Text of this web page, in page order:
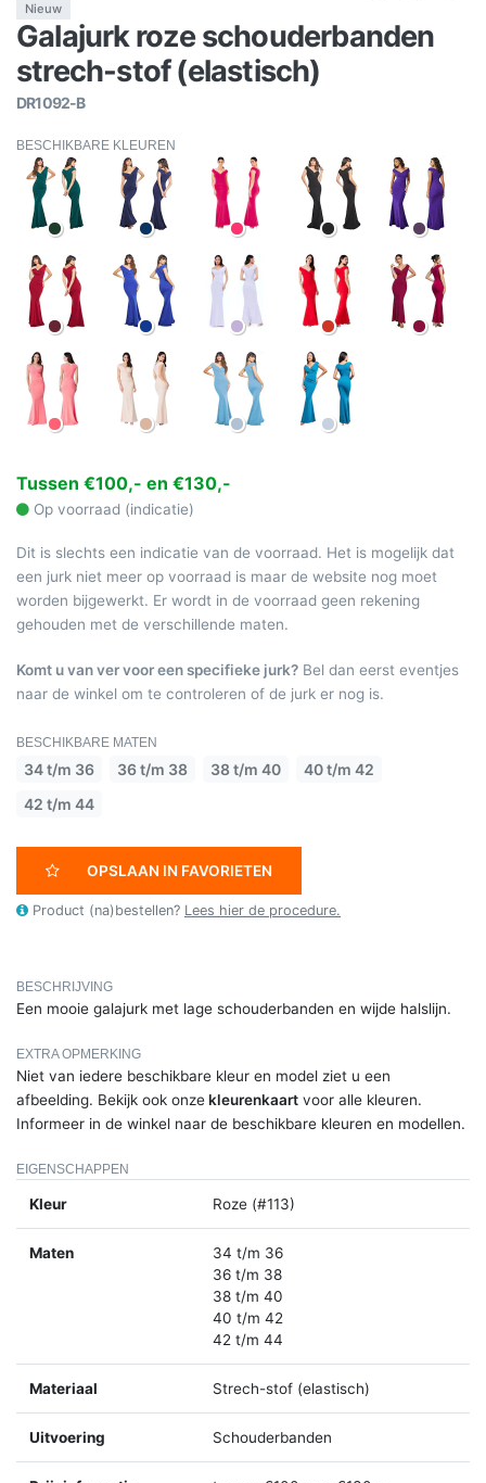
Nieuw
Galajurk roze schouderbanden
strech-stof (elastisch)
DR1092-B
BESCHIKBARE KLEUREN
Tussen €100,- en €130,-
Op voorraad (indicatie)
Dit is slechts een indicatie van de voorraad. Het is mogelijk dat
een jurk niet meer op voorraad is maar de website nog moet
worden bijgewerkt. Er wordt in de voorraad geen rekening
gehouden met de verschillende maten.
Komt u van ver voor een specifieke jurk? Bel dan eerst eventjes
naar de winkel om te controleren of de jurk er nog is.
BESCHIKBARE MATEN
34 t/m 36 36 t/m 38 38 t/m 40
40 t/m 42
42 t/m 44
OPSLAAN IN FAVORIETEN
Product (na)bestellen? Lees hier de procedure.
BESCHRIJVING
Een mooie galajurk met lage schouderbanden en wijde halslijn.
EXTRA OPMERKING
Niet van iedere beschikbare kleur en model ziet u een
afbeelding. Bekijk ook onzekleurenkaart voor alle kleuren.
Informeer in de winkel naar de beschikbare kleuren en modellen.
EIGENSCHAPPEN
Kleur Roze (#113)
Maten
34 t/m 36
36 t/m 38
38 t/m 40
40 t/m 42
42 t/m 44
Materiaal Strech-stof (elastisch)
Uitvoering Schouderbanden